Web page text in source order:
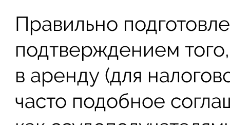
Правильно
подтверждением
в аренду (для
часто подобное